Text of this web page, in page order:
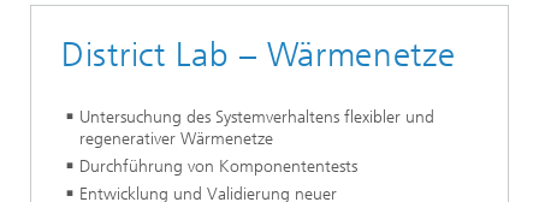
District Lab – Wärmenetze
Untersuchung des Systemverhaltens flexibler und
regenerativer Wärmenetze
Durchführung von Komponententests
Entwicklung und Validierung neuer